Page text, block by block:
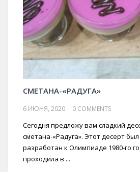
СМЕТАНА-«РАДУГА»
6 ИЮНЯ, 2020 0 COMMENTS
Сегодня предложу вам сладкий
сметана-«Радуга». Этот десерт
разработан к Олимпиаде 1980-го
проходила в ...